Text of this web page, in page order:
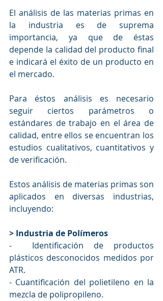
El análisis de las materias primas en
la industria es de suprema
importancia, ya que de éstas
depende la calidad del producto final
e indicará el éxito de un producto en
el mercado.
Para éstos análisis es necesario
seguir ciertos parámetros o
estándares de trabajo en el área de
calidad, entre ellos se encuentran los
estudios cualitativos, cuantitativos y
de verificación.
Estos análisis de materias primas son
aplicados en diversas industrias,
incluyendo:
> Industria de Polímeros
-
Identificación de productos
plásticos desconocidos medidos por
ATR.
- Cuantificación del polietileno en la
mezcla de polipropileno.